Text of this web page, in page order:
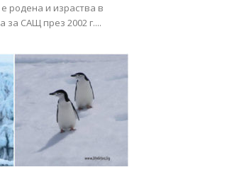
родена и израства в
за САЩ през 2002 г....